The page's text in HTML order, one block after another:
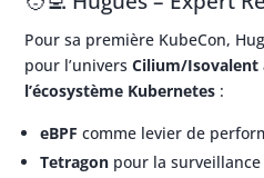
Pour sa première KubeCon,
pour l’universCilium/Isovalent
l’écosystème Kubernetes :
eBPF comme levier de
Tetragon pour la